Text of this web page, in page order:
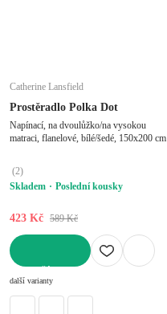
Catherine Lansfield
Prostěradlo Polka Dot
Napínací, na dvoulůžko/na vysokou
matraci, flanelové, bílé/šedé, 150x200 cm
(2)
Skladem
Poslední kousky
423 Kč 589 Kč
další varianty